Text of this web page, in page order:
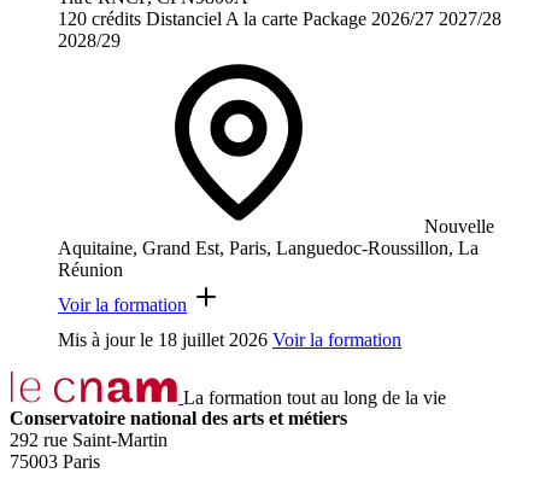
120 crédits Distanciel A la carte Package 2026/27 2027/28
2028/29
Nouvelle
Aquitaine, Grand Est, Paris, Languedoc-Roussillon, La
Réunion
Voir la formation
Mis à jour le 18 juillet 2026 Voir la formation
La formation tout au long de la vie
Conservatoire national des arts et métiers
292 rue Saint-Martin
75003 Paris